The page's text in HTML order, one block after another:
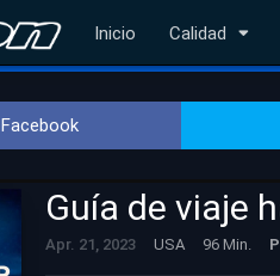
Inicio Calidad
Facebook
Guía de viaje
Apr. 21, 2023 USA 96 Min.